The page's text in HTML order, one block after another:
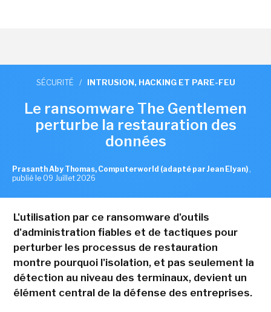
SÉCURITÉ / INTRUSION, HACKING ET PARE-FEU
Le ransomware The Gentlemen
perturbe la restauration des
données
Prasanth Aby Thomas, Computerworld (adapté par Jean Elyan) ,
publié le 09 Juillet 2026
L'utilisation par ce ransomware d'outils
d'administration fiables et de tactiques pour
perturber les processus de restauration
montre pourquoi l'isolation, et pas seulement la
détection au niveau des terminaux, devient un
élément central de la défense des entreprises.